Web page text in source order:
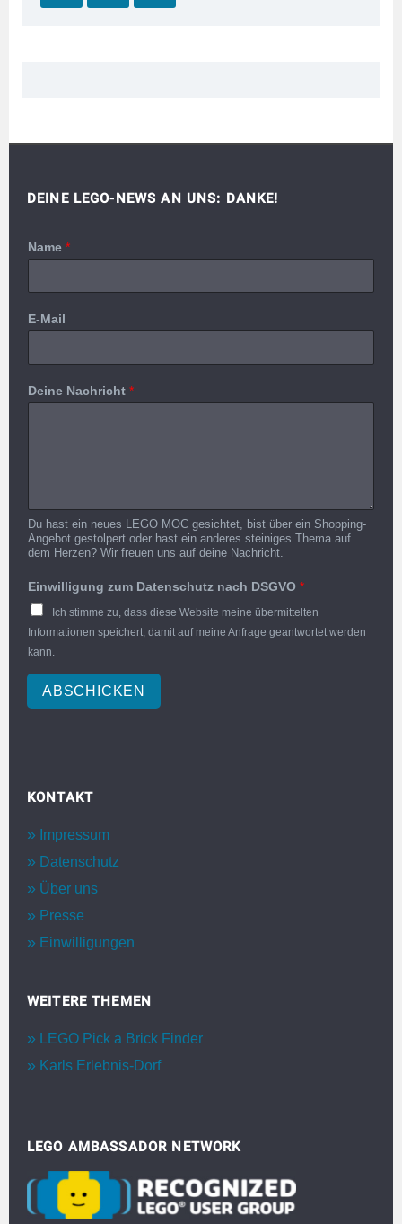
DEINE LEGO-NEWS AN UNS: DANKE!
Name *
E-Mail
Deine Nachricht *
Du hast ein neues LEGO MOC gesichtet, bist über ein Shopping-
Angebot gestolpert oder hast ein anderes steiniges Thema auf
dem Herzen? Wir freuen uns auf deine Nachricht.
Einwilligung zum Datenschutz nach DSGVO *
Ich stimme zu, dass diese Website meine übermittelten
Informationen speichert, damit auf meine Anfrage geantwortet werden
kann.
ABSCHICKEN
KONTAKT
Impressum
Datenschutz
Über uns
Presse
Einwilligungen
WEITERE THEMEN
LEGO Pick a Brick Finder
Karls Erlebnis-Dorf
LEGO AMBASSADOR NETWORK